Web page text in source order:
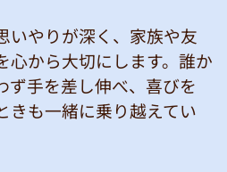
いやりが深く、家族や友
心から大切にします。誰か
ず手を差し伸べ、喜びを
きも一緒に乗り越えてい